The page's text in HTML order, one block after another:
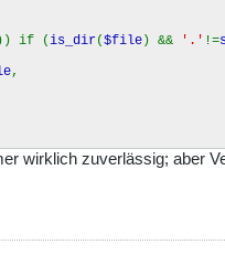
if (is_dir($file) && '.' !=
,
wirklich zuverlässig; aber